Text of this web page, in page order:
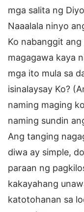
mga salita ng
Naaalala ninyo
Ko nabanggit
magagawa kaya
mga ito mula sa
isinalaysay Ko?
naming maging
naming sundin
Ang tanging
diwa ay simple,
paraan ng
kakayahang
katotohanan sa